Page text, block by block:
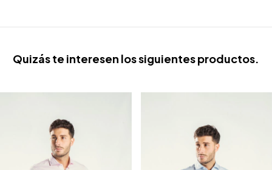
Quizás te interesen los siguientes productos.